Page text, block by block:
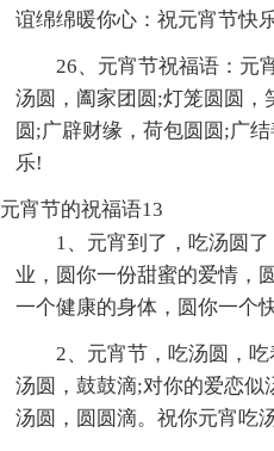
谊绵绵暖你心：祝元宵节快
26、元宵节祝福语：元
汤圆，阖家团圆;灯笼圆圆，
圆;广辟财缘，荷包圆圆;广
乐!
元宵节的祝福语13
1、元宵到了，吃汤圆
业，圆你一份甜蜜的爱情，
一个健康的身体，圆你一个
2、元宵节，吃汤圆，
汤圆，鼓鼓滴;对你的爱恋似
汤圆，圆圆滴。祝你元宵吃